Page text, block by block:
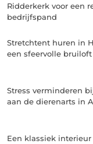
Ridderkerk voor een
bedrijfspand
Stretchtent huren in
een sfeervolle bruiloft
Stress verminderen
aan de dierenarts in
Een klassiek